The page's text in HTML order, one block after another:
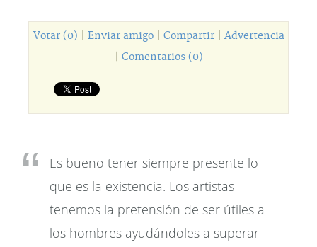
Votar (0) Enviar amigo| Compartir| Advertencia
Comentarios (0)
Es bueno tener siempre presente lo
que es la existencia. Los artistas
tenemos la pretensión de ser útiles a
los hombres ayudándoles a superar